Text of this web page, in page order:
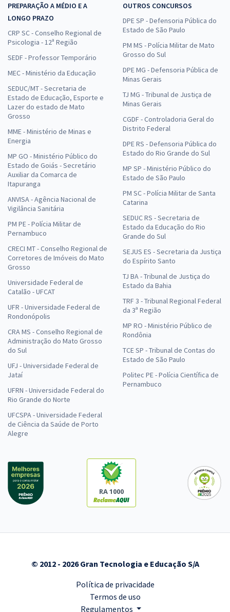
PREPARAÇÃO A MÉDIO E A
LONGO PRAZO
CRP SC - Conselho Regional de
Psicologia - 12ª Região
SEDF - Professor Temporário
MEC - Ministério da Educação
SEDUC/MT - Secretaria de
Estado de Educação, Esporte e
Lazer do estado de Mato
Grosso
MME - Ministério de Minas e
Energia
MP GO - Ministério Público do
Estado de Goiás - Secretário
Auxiliar da Comarca de
Itapuranga
ANVISA - Agência Nacional de
Vigilância Sanitária
PM PE - Polícia Militar de
Pernambuco
CRECI MT - Conselho Regional de
Corretores de Imóveis do Mato
Grosso
Universidade Federal de
Catalão - UFCAT
UFR - Universidade Federal de
Rondonópolis
CRA MS - Conselho Regional de
Administração do Mato Grosso
do Sul
UFJ - Universidade Federal de
Jataí
UFRN - Universidade Federal do
Rio Grande do Norte
UFCSPA - Universidade Federal
de Ciência da Saúde de Porto
Alegre
OUTROS CONCURSOS
DPE SP - Defensoria Pública do
Estado de São Paulo
PM MS - Polícia Militar de Mato
Grosso do Sul
DPE MG - Defensoria Pública de
Minas Gerais
TJ MG - Tribunal de Justiça de
Minas Gerais
CGDF - Controladoria Geral do
Distrito Federal
DPE RS - Defensoria Pública do
Estado do Rio Grande do Sul
MP SP - Ministério Público do
Estado de São Paulo
PM SC - Polícia Militar de Santa
Catarina
SEDUC RS - Secretaria de
Estado da Educação do Rio
Grande do Sul
SEJUS ES - Secretaria da Justiça
do Espírito Santo
TJ BA - Tribunal de Justiça do
Estado da Bahia
TRF 3 - Tribunal Regional Federal
da 3ª Região
MP RO - Ministério Público de
Rondônia
TCE SP - Tribunal de Contas do
Estado de São Paulo
Politec PE - Polícia Científica de
Pernambuco
RA 1000
© 2012 - 2026 Gran Tecnologia e Educação S/A
Política de privacidade
Termos de uso
Regulamentos